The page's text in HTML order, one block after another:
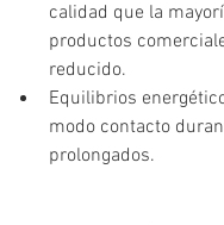
calidad que la
productos
reducido.
Equilibrios
modo contacto
prolongados.